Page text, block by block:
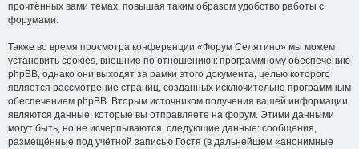
прочтённых вами темах, повышая таким образом удобство работы с
форумами.
Также во время просмотра конференции «Форум Селятино» мы можем
установить cookies, внешние по отношению к программному обеспечению
phpBB, однако они выходят за рамки этого документа, целью которого
является рассмотрение страниц, созданных исключительно программным
обеспечением phpBB. Вторым источником получения вашей информации
являются данные, которые вы отправляете на форум. Этими данными
могут быть, но не исчерпываются, следующие данные: сообщения,
размещённые под учётной записью Гостя (в дальнейшем «анонимные